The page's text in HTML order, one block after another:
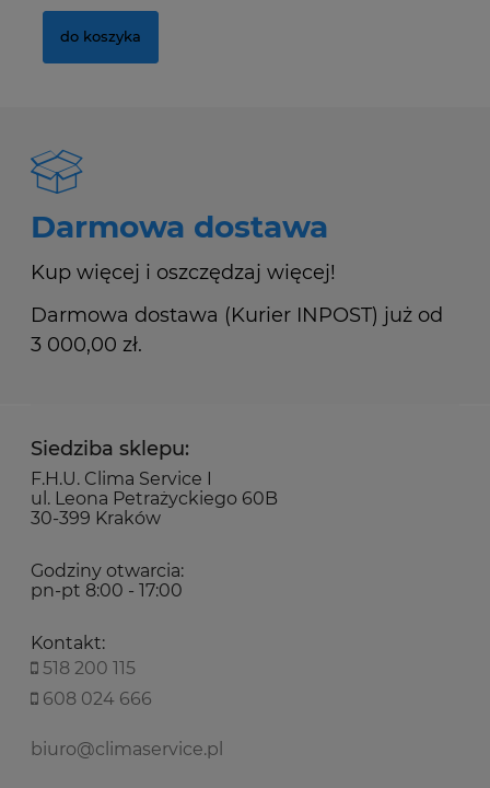
do koszyka
Darmowa dostawa
Kup więcej i oszczędzaj więcej!
Darmowa dostawa (Kurier INPOST) już od
3 000,00 zł.
Siedziba sklepu:
F.H.U. Clima Service I
ul. Leona Petrażyckiego 60B
30-399 Kraków
Godziny otwarcia:
pn-pt 8:00 - 17:00
Kontakt:
518 200 115
608 024 666
biuro@climaservice.pl